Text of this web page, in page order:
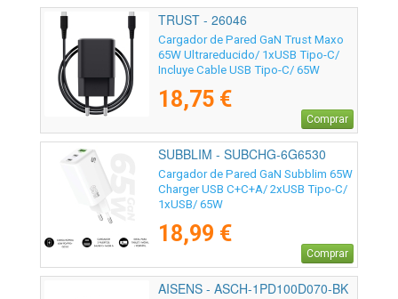
TRUST - 26046
Cargador de Pared GaN Trust Maxo
65W Ultrareducido/ 1xUSB Tipo-C/
Incluye Cable USB Tipo-C/ 65W
18,75 €
Comprar
SUBBLIM - SUBCHG-6G6530
Cargador de Pared GaN Subblim 65W
Charger USB C+C+A/ 2xUSB Tipo-C/
1xUSB/ 65W
18,99 €
Comprar
AISENS - ASCH-1PD100D070-BK